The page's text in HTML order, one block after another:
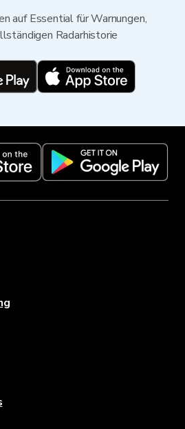
auf Essential für Warnungen,
Radarhistorie